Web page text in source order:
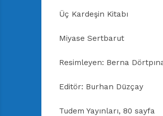
Üç Kardeşin Kitabı
Miyase Sertbarut
Resimleyen: Berna
Editör: Burhan Düzçay
Tudem Yayınları, 80 sayfa